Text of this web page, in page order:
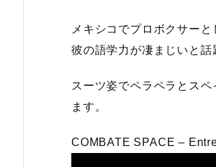
メキシコでプロボクサー
彼の語学力が凄まじいと話
スーツ姿でペラペラとス
ます。
COMBATE SPACE –